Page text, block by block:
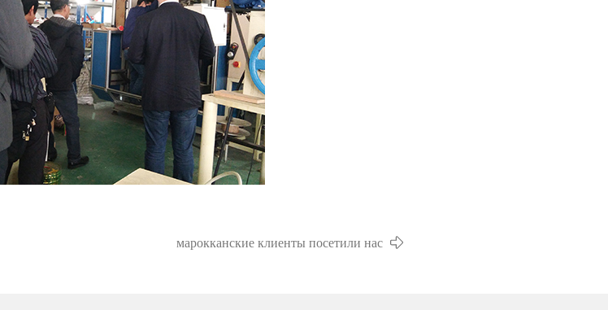
марокканские клиенты посетили нас